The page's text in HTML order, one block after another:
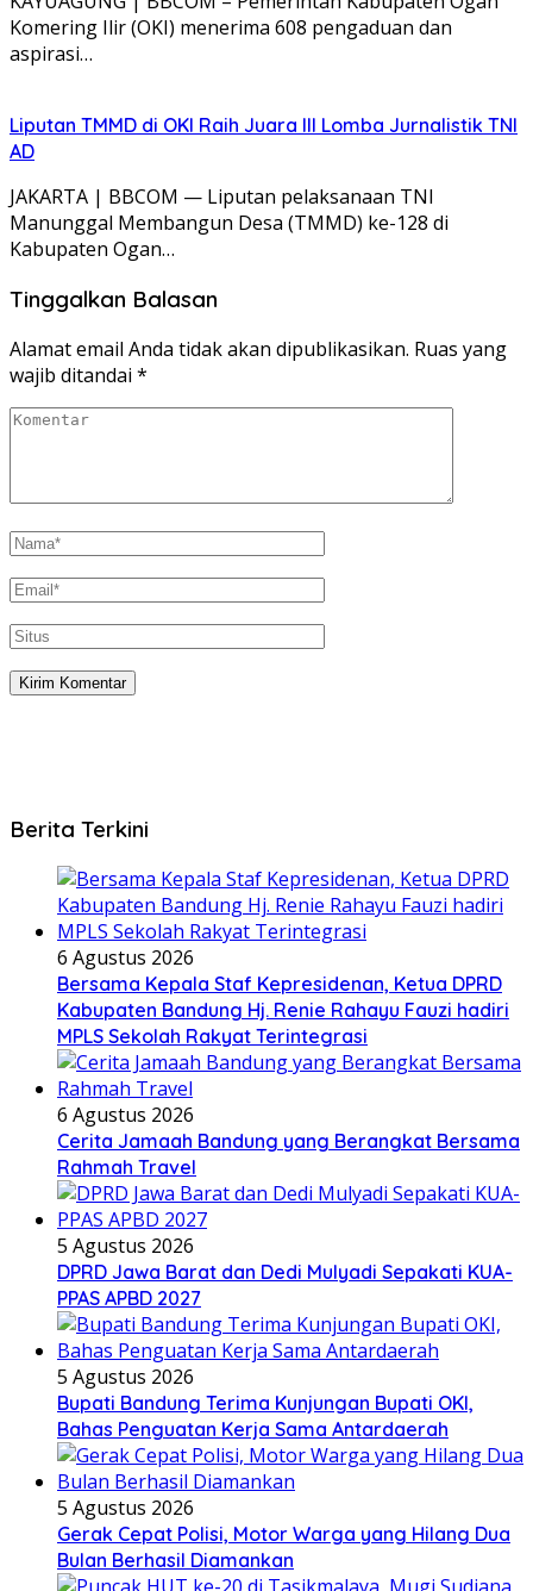
Komering Ilir (OKI) menerima 608 pengaduan dan
aspirasi…
Liputan TMMD di OKI Raih Juara III Lomba Jurnalistik TNI
AD
JAKARTA | BBCOM — Liputan pelaksanaan TNI
Manunggal Membangun Desa (TMMD) ke-128 di
Kabupaten Ogan…
Tinggalkan Balasan
Alamat email Anda tidak akan dipublikasikan. Ruas yang
wajib ditandai *
Berita Terkini
6 Agustus 2026
Bersama Kepala Staf Kepresidenan, Ketua DPRD
Kabupaten Bandung Hj. Renie Rahayu Fauzi hadiri
MPLS Sekolah Rakyat Terintegrasi
6 Agustus 2026
Cerita Jamaah Bandung yang Berangkat Bersama
Rahmah Travel
5 Agustus 2026
DPRD Jawa Barat dan Dedi Mulyadi Sepakati KUA-
PPAS APBD 2027
5 Agustus 2026
Bupati Bandung Terima Kunjungan Bupati OKI,
Bahas Penguatan Kerja Sama Antardaerah
5 Agustus 2026
Gerak Cepat Polisi, Motor Warga yang Hilang Dua
Bulan Berhasil Diamankan